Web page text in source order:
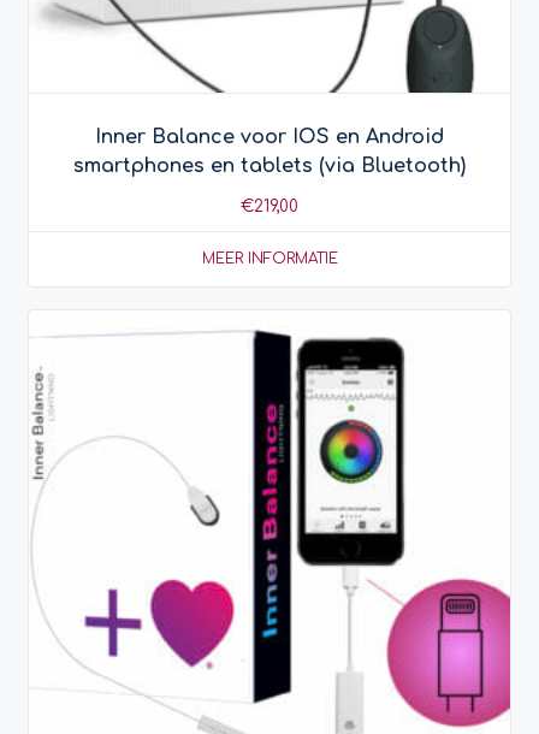
Inner Balance voor IOS en Android
smartphones en tablets (via Bluetooth)
€219,00
MEER INFORMATIE